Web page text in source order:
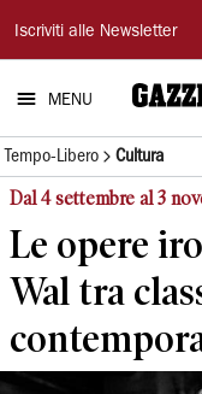
Gazzetta
di
Reggio
Iscriviti alle Newsletter
MENU
Tempo-Libero Cultura
Dal 4 settembre al 3
Le opere
Wal tra